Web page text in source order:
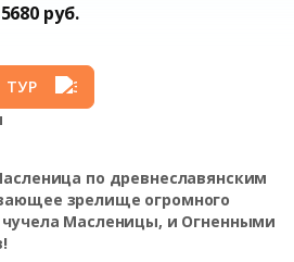
5680 руб.
ТУР
по древнеславянским
зрелище огромного
Масленицы, и Огненными